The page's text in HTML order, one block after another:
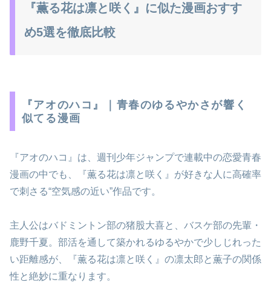
『薫る花は凛と咲く』に似た漫画おすす
め5選を徹底比較
『アオのハコ』｜青春のゆるやかさが響く
似てる漫画
『アオのハコ』は、週刊少年ジャンプで連載中の恋愛青春
漫画の中でも、『薫る花は凛と咲く』が好きな人に高確率
で刺さる“空気感の近い”作品です。
主人公はバドミントン部の猪股大喜と、バスケ部の先輩・
鹿野千夏。部活を通して築かれるゆるやかで少しじれった
い距離感が、『薫る花は凛と咲く』の凛太郎と薫子の関係
性と絶妙に重なります。